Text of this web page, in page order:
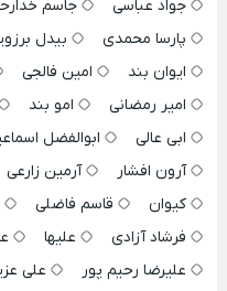
جواد عباسی جاسم
پارسا محمدی
بیدل
ایوان بند
امین فالجی
امیر رمضانی
امو بند
ابی عالی
ابوالفضل
آرون افشار
آرمین زارعی
کیوان
قاسم فاضلی
فرشاد آزادی
علیها
علیرضا رحیم پور
علی